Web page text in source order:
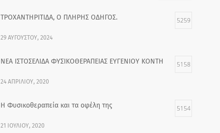
ΤΡΟΧΑΝΤΗΡΙΤΙΔΑ, Ο ΠΛΗΡΗΣ ΟΔΗΓΟΣ. 5259
29 ΑΥΓΟΎΣΤΟΥ, 2024
ΝΕΑ ΙΣΤΟΣΕΛΙΔΑ ΦΥΣΙΚΟΘΕΡΑΠΕΙΑΣ ΕΥΓΕΝΙΟΥ ΚΟΝΤΗ 5158
24 ΑΠΡΙΛΊΟΥ, 2020
Η Φυσικοθεραπεία και τα οφέλη της 5154
21 ΙΟΥΛΊΟΥ, 2020